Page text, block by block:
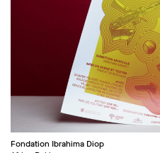
Fondation Ibrahima Diop